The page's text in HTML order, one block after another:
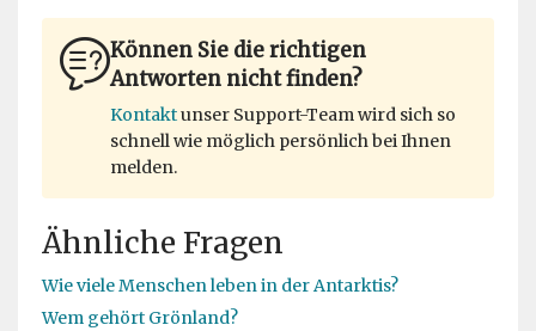
Können Sie die richtigen
Antworten nicht finden?
Kontaktunser Support-Team wird sich so
schnell wie möglich persönlich bei Ihnen
melden.
Ähnliche Fragen
Wie viele Menschen leben in der Antarktis?
Wem gehört Grönland?